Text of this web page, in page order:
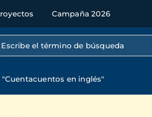
Campaña 2026
Búsqueda por texto completo
"Cuentacuentos en inglés"